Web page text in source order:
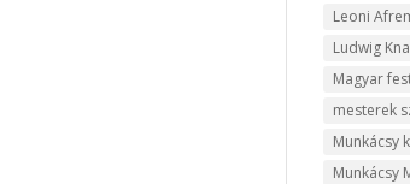
Leoni
Ludwig
Magyar
mesterek
Munkácsy
Munkácsy